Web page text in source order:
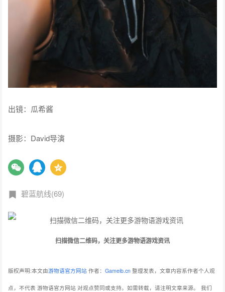
出镜：瓜希酱
摄影：David导演
碧蓝航线(69)
扫描微信二维码，关注更多游物语游戏资讯
版权声明:本文由游物语官方网站 作者：Gameib.cn 整理发表，文章内容系作者个人观
点，不代表 游物语官方网站 对观点赞同或支持。如需转载，请注明文章来源。 我们